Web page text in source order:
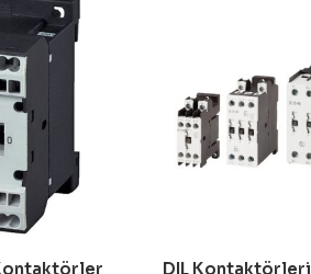
DIL Kontaktörleri